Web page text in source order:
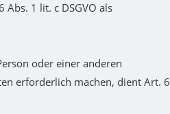
1 lit. c DSGVO als
oder einer anderen
erforderlich machen, dient Art. 6